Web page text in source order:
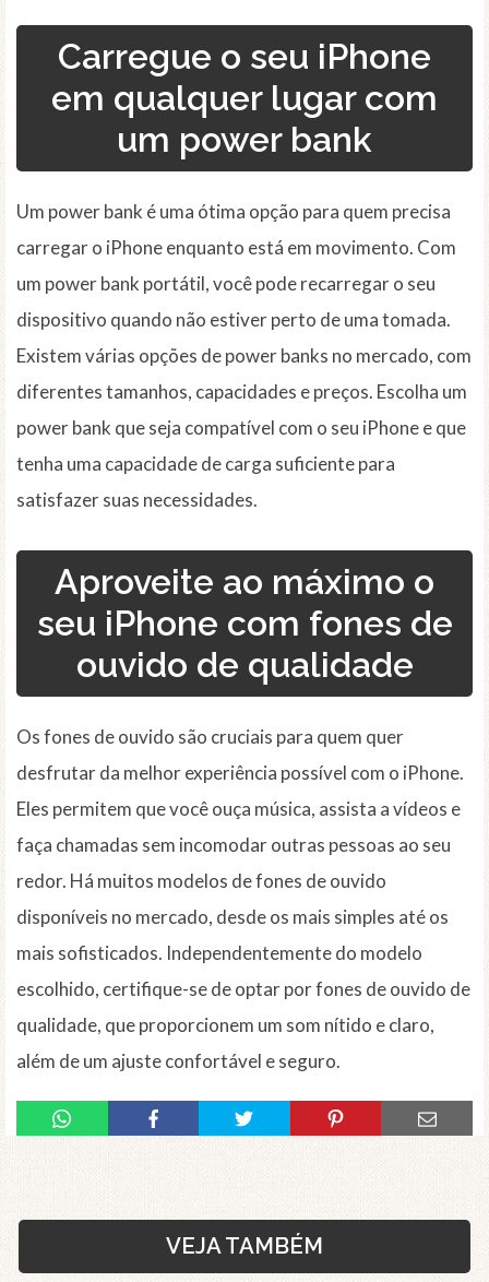
Carregue o seu iPhone
em qualquer lugar com
um power bank
Um power bank é uma ótima opção para quem precisa
carregar o iPhone enquanto está em movimento. Com
um power bank portátil, você pode recarregar o seu
dispositivo quando não estiver perto de uma tomada.
Existem várias opções de power banks no mercado, com
diferentes tamanhos, capacidades e preços. Escolha um
power bank que seja compatível com o seu iPhone e que
tenha uma capacidade de carga suficiente para
satisfazer suas necessidades.
Aproveite ao máximo o
seu iPhone com fones de
ouvido de qualidade
Os fones de ouvido são cruciais para quem quer
desfrutar da melhor experiência possível com o iPhone.
Eles permitem que você ouça música, assista a vídeos e
faça chamadas sem incomodar outras pessoas ao seu
redor. Há muitos modelos de fones de ouvido
disponíveis no mercado, desde os mais simples até os
mais sofisticados. Independentemente do modelo
escolhido, certifique-se de optar por fones de ouvido de
qualidade, que proporcionem um som nítido e claro,
além de um ajuste confortável e seguro.
VEJA TAMBÉM